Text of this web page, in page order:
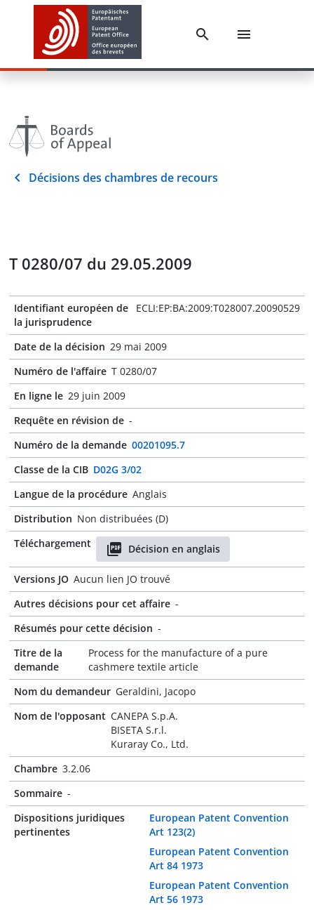
Décisions des chambres de recours
T 0280/07 du 29.05.2009
Identifiant européen de
la jurisprudence
ECLI:EP:BA:2009:T028007.20090529
Date de la décision 29 mai 2009
Numéro de l'affaire T 0280/07
En ligne le 29 juin 2009
Requête en révision de -
Numéro de la demande 00201095.7
Classe de la CIB D02G 3/02
Langue de la procédure Anglais
Distribution Non distribuées (D)
Téléchargement
Décision en anglais
Versions JO Aucun lien JO trouvé
Autres décisions pour cet affaire -
Résumés pour cette décision -
Titre de la
demande
Process for the manufacture of a pure
cashmere textile article
Nom du demandeur Geraldini, Jacopo
Nom de l'opposant CANEPA S.p.A.
BISETA S.r.l.
Kuraray Co., Ltd.
Chambre 3.2.06
Sommaire -
Dispositions juridiques
pertinentes
European Patent Convention
Art 123(2)
European Patent Convention
Art 84 1973
European Patent Convention
Art 56 1973